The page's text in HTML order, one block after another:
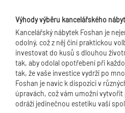
Výhody výběru kancelářského
Kancelářský nábytek Foshan je
odolný, což z něj činí praktickou
investovat do kusů s dlouhou
tak, aby odolal opotřebení při
tak, že vaše investice vydrží po
Foshan je navíc k dispozici v
úpravách, což vám umožní
odráží jedinečnou estetiku vaší